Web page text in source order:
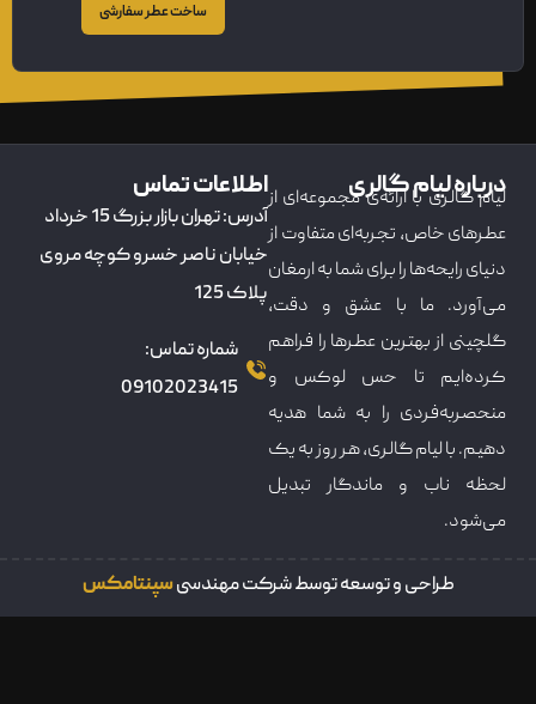
ساخت عطر سفارشی
درباره لیام گالری
لیام گالری با ارائه‌ی مجموعه‌ای از
عطرهای خاص، تجربه‌ای متفاوت از
دنیای رایحه‌ها را برای شما به ارمغان
می‌آورد. ما با عشق و دقت،
گلچینی از بهترین عطرها را فراهم
کرده‌ایم تا حس لوکس و
منحصربه‌فردی را به شما هدیه
دهیم. با لیام گالری، هر روز به یک
لحظه ناب و ماندگار تبدیل
می‌شود.
اطلاعات تماس
آدرس: تهران بازار بزرگ 15 خرداد
خیابان ناصر خسرو کوچه مروی
پلاک 125
شماره تماس:
09102023415
طراحی و توسعه توسط شرکت مهندسیسپنتامکس